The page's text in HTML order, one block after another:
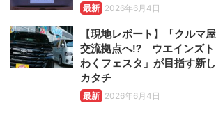
最新 2026年6月4日
【現地レポート】「クルマ
交流拠点へ!? ウエインズト
わくフェスタ」が目指す新
カタチ
最新 2026年6月4日